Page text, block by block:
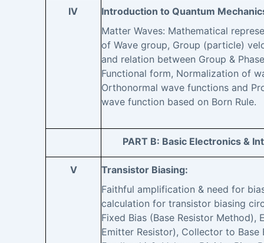
IV
Introduction to Quantum
Matter Waves: Mathematical
of Wave group, Group (particle)
and relation between Group &
Functional form, Normalization of
Orthonormal wave functions and
wave function based on Born Rule.
PART B: Basic Electronics &
V
Transistor Biasing:
Faithful amplification & need for
calculation for transistor biasing
Fixed Bias (Base Resistor Method),
Emitter Resistor), Collector to Base